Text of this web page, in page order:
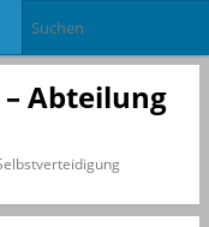
– Abteilung